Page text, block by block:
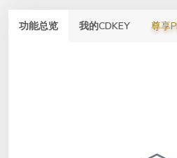
功能总览 我的CDKEY 尊享